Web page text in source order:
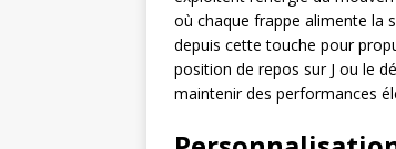
où chaque frappe alimente la
depuis cette touche pour
position de repos sur J ou le
maintenir des performances